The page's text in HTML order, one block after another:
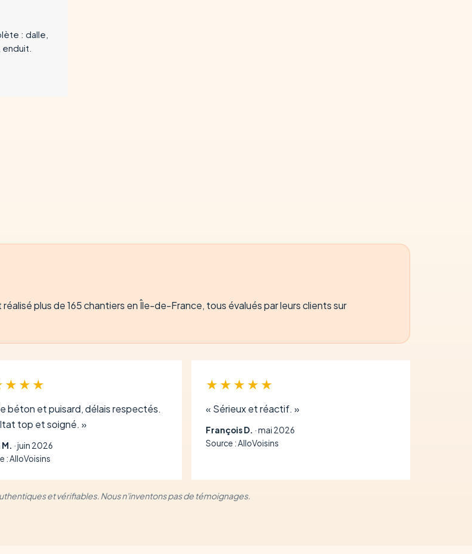
: dalle,
plus de 165 chantiers en Île-de-France, tous évalués par leurs clients sur
béton et puisard, délais respectés.
top et soigné. »
M. · juin 2026
: AlloVoisins
★★★★★
« Sérieux et réactif. »
François D. · mai 2026
Source : AlloVoisins
et vérifiables. Nous n'inventons pas de témoignages.